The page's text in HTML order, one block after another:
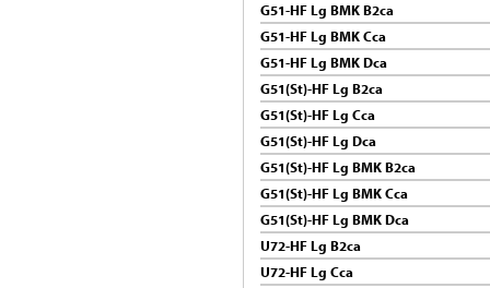
G51-HF Lg BMK B2ca
G51-HF Lg BMK Cca
G51-HF Lg BMK Dca
G51(St)-HF Lg B2ca
G51(St)-HF Lg Cca
G51(St)-HF Lg Dca
G51(St)-HF Lg BMK B2ca
G51(St)-HF Lg BMK Cca
G51(St)-HF Lg BMK Dca
U72-HF Lg B2ca
U72-HF Lg Cca